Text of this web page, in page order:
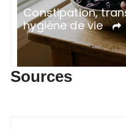
Constipation,
hygiène de vie
Sources